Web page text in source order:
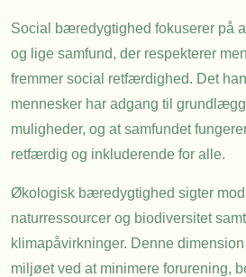
Social bæredygtighed fokuserer på
og lige samfund, der respekterer
fremmer social retfærdighed. Det
mennesker har adgang til
muligheder, og at samfundet
retfærdig og inkluderende for alle.
Økologisk bæredygtighed sigter
naturressourcer og biodiversitet
klimapåvirkninger. Denne
miljøet ved at minimere forurening,